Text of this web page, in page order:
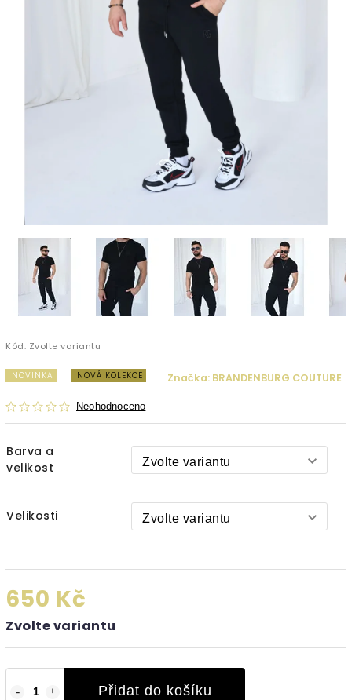
Kód: Zvolte variantu
NOVINKA NOVÁ KOLEKCE
Neohodnoceno
Značka: BRANDENBURG COUTURE
Barva a
velikost
Velikosti
650 Kč
Zvolte variantu
Přidat do košíku